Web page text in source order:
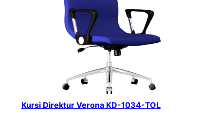
Kursi Direktur Verona KD-1034-TOL